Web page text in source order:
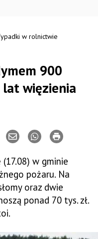
w rolnictwie
900
więzienia
w gminie
pożaru. Na
oraz dwie
ponad 70 tys. zł.